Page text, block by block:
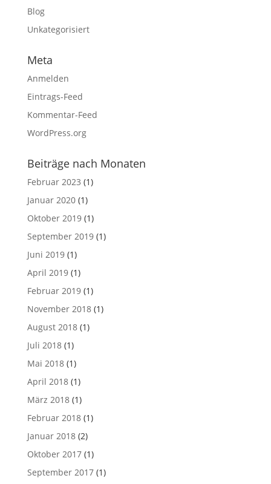
Blog
Unkategorisiert
Meta
Anmelden
Eintrags-Feed
Kommentar-Feed
WordPress.org
Beiträge nach Monaten
Februar 2023 (1)
Januar 2020(1)
Oktober 2019(1)
September 2019(1)
Juni 2019(1)
April 2019(1)
Februar 2019(1)
November 2018(1)
August 2018(1)
Juli 2018(1)
Mai 2018(1)
April 2018(1)
März 2018(1)
Februar 2018(1)
Januar 2018(2)
Oktober 2017(1)
September 2017(1)